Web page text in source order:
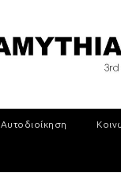
Αυτοδιοίκηση